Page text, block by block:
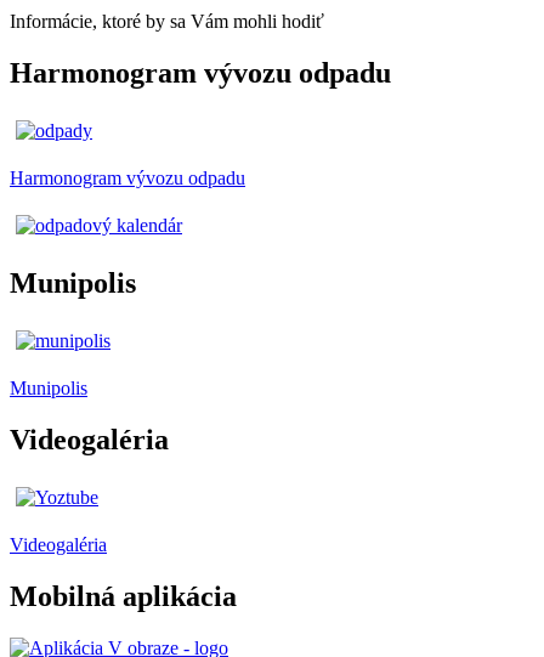
Informácie, ktoré by sa Vám mohli hodiť
Harmonogram vývozu odpadu
Harmonogram vývozu odpadu
Munipolis
Munipolis
Videogaléria
Videogaléria
Mobilná aplikácia